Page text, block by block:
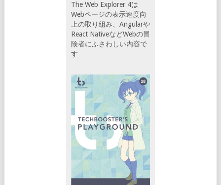
The Web Explorer 4は
Webページの表示速度向
上の取り組み、Angularや
React NativeなどWebの冒
険者にふさわしい内容で
す